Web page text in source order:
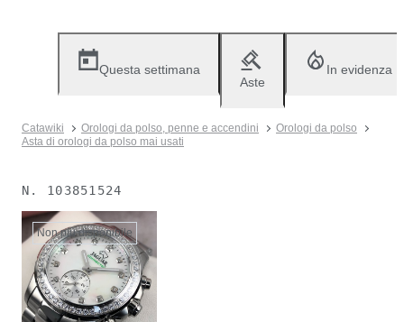
Questa settimana
Aste
In evidenza
Catawiki Orologi da polso, penne e accendini
Orologi da polso
Asta di orologi da polso mai usati
N. 103851524
Non più disponibile